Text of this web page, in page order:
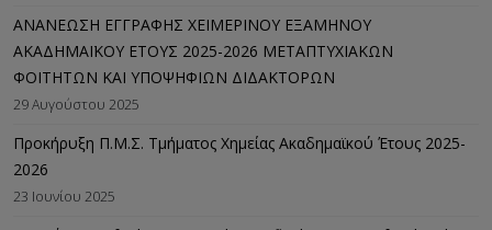
ΑΝΑΝΕΩΣΗ ΕΓΓΡΑΦΗΣ ΧΕΙΜΕΡΙΝΟΥ ΕΞΑΜΗΝΟΥ
ΑΚΑΔΗΜΑΪΚΟΥ ΕΤΟΥΣ 2025-2026 ΜΕΤΑΠΤΥΧΙΑΚΩΝ
ΦΟΙΤΗΤΩΝ ΚΑΙ ΥΠΟΨΗΦΙΩΝ ΔΙΔΑΚΤΟΡΩΝ
29 Αυγούστου 2025
Προκήρυξη Π.Μ.Σ. Τμήματος Χημείας Ακαδημαϊκού Έτους 2025-
2026
23 Ιουνίου 2025